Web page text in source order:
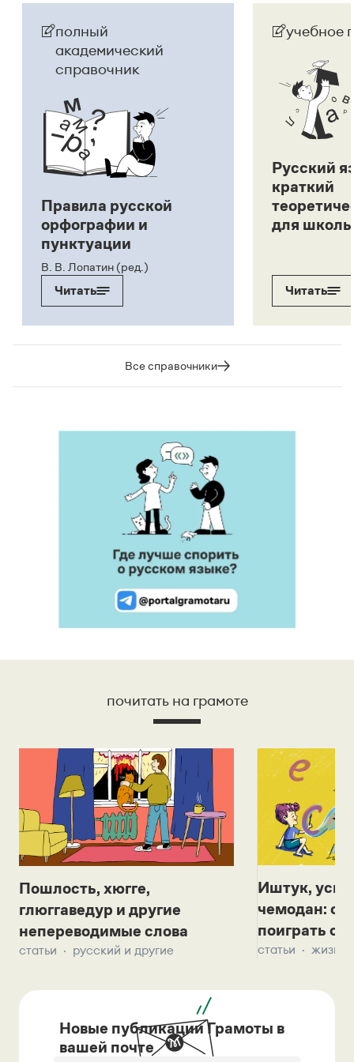
полный
академический
справочник
Правила русской
орфографии и
пунктуации
В. В. Лопатин (ред.)
Читать
учебное
Русский
краткий
для
Читать
Все справочники
почитать на грамоте
Пошлость, хюгге,
глюггаведур и другие
непереводимые слова
статьи русский и другие
Иштук,
чемодан:
поиграть с
статьи жизнь
Новые публикации Грамоты в
вашей почте